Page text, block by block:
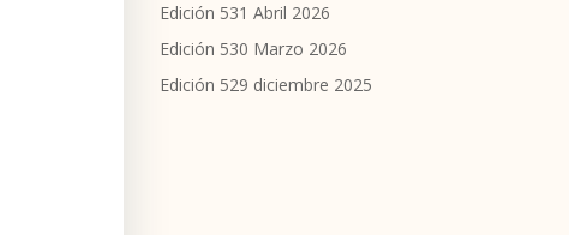
Edición 531 Abril 2026
Edición 530 Marzo 2026
Edición 529 diciembre 2025